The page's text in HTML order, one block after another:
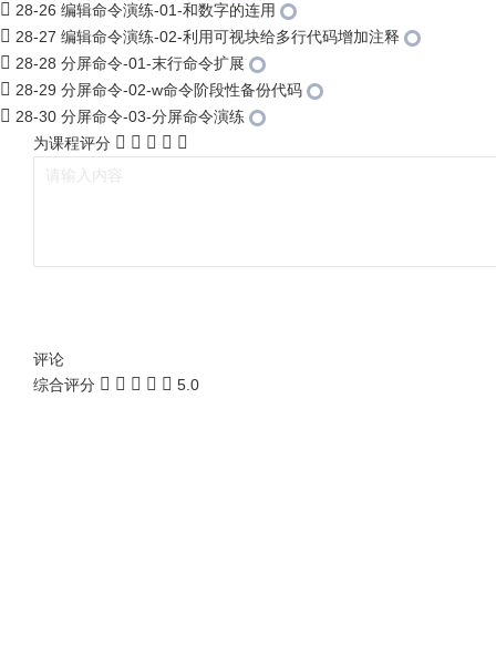
28-26 编辑命令演练-01-和数字的连用
28-27 编辑命令演练-02-利用可视块给多行代码增加注释
28-28 分屏命令-01-末行命令扩展
28-29 分屏命令-02-w命令阶段性备份代码
28-30 分屏命令-03-分屏命令演练
为课程评分
评论
综合评分
5.0